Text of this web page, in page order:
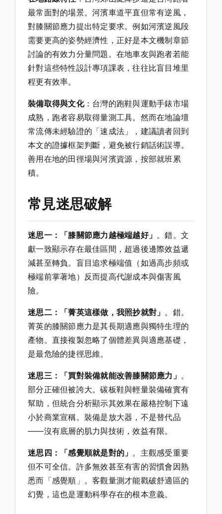
最常面對的場景。河濱車道平直但常有逆風，
對膝關節應力提出特定要求。例如河濱逆風段
需要更高的姿勢經濟性，正好是本文機制章節
討論的有效力分量問題。在地車友與跑者若能
針對這些特性設計專項課表，往往比盲目堆里
程更有效率。
裝備取得與文化：台灣的跑鞋與運動手錶市場
成熟，跑者容易取得量測工具。然而在地論壇
常流傳未經驗證的「速成法」，建議讀者回到
本文的證據框架判斷，避免被行銷話術誤導。
善用在地的田徑場與河濱資源，按部就班累
積。
常見迷思破解
迷思一：「膝關節應力越極端越好」 。錯。文
獻一致顯示存在最佳區間，超過後邊際效益遞
減甚至轉負。盲目追求極端值（如過高步頻或
極端前掌著地）反而提高代謝成本與傷害風
險。
迷思二：「菁英這樣做，我照抄就對」 。錯。
菁英的膝關節應力是其長期適應與獨特生理的
產物。直接複製忽略了個體差異與適應基礎，
是最危險的捷徑思維。
迷思三：「買對裝備就能改善膝關節應力」 。
部分正確但被誇大。碳板鞋與輕量裝備確實有
幫助，但統合分析顯示其效果在嚴格控制下遠
小於商業宣稱。裝備是放大器，不是替代品
——沒有底層的肌力與技術，效益有限。
迷思四：「感覺順就是對的」 。主觀感受重要
但不可全信。許多無效甚至有害的習慣會因熟
悉而「感覺順」。客觀量測才能戳破舒適區的
幻覺，這也是運動科學存在的根本意義。